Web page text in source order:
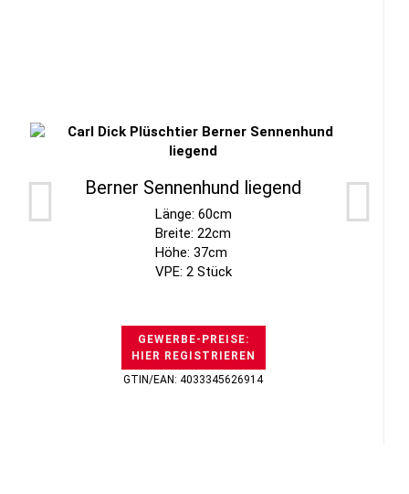
Berner Sennenhund liegend
Länge: 60cm
Breite: 22cm
Höhe: 37cm
VPE: 2 Stück
GEWERBE-PREISE:
HIER REGISTRIEREN
GTIN/EAN: 4033345626914